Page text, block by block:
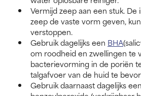
Vermijd zeep aan een stuk.
zeep de vaste vorm geven,
verstoppen.
Gebruik dagelijks een BHA
om roodheid en zwellingen te
bacterievorming in de poriën
talgafvoer van de huid te
Gebruik daarnaast dagelijks